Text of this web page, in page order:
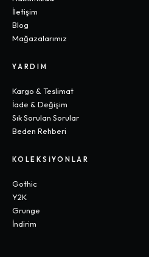
İletişim
Blog
Mağazalarımız
YARDIM
Kargo & Teslimat
İade & Değişim
Sık Sorulan Sorular
Beden Rehberi
KOLEKSIYONLAR
Gothic
Y2K
Grunge
İndirim